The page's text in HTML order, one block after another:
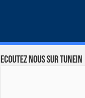
Ecoutez nous sur TuneIn